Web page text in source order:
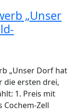
„Unser
„Unser Dorf hat
die ersten drei,
1. Preis mit
Cochem-Zell